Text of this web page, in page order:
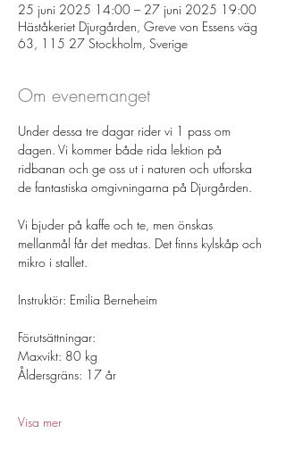
25 juni 2025 14:00 – 27 juni 2025 19:00
Häståkeriet Djurgården, Greve von Essens väg
63, 115 27 Stockholm, Sverige
Om evenemanget
Under dessa tre dagar rider vi 1 pass om
dagen. Vi kommer både rida lektion på
ridbanan och ge oss ut i naturen och utforska
de fantastiska omgivningarna på Djurgården.
Vi bjuder på kaffe och te, men önskas
mellanmål får det medtas. Det finns kylskåp och
mikro i stallet.
Instruktör: Emilia Berneheim
Förutsättningar:
Maxvikt: 80 kg
Åldersgräns: 17 år
Visa mer